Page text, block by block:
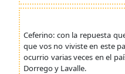
Ceferino: con la repuesta
que vos no viviste en este
ocurrio varias veces en el
Dorrego y Lavalle.